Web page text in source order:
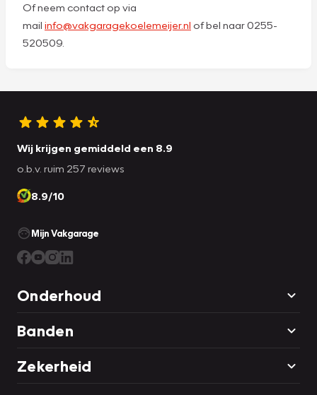
Of neem contact op via
mail info@vakgaragekoelemeijer.nl of bel naar 0255-
520509.
Wij krijgen gemiddeld een 8.9
o.b.v. ruim 257 reviews
8.9/10
Mijn Vakgarage
Onderhoud
Banden
Zekerheid